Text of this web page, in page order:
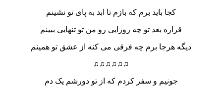
کجا باید برم که بازم تا ابد به پای تو نشینم
قراره بعد تو چه روزایی رو من تو تنهایی ببینم
دیگه هرجا برم چه فرقی می کنه از عشق تو همینم
♫♫♫♫♫♫
جونیم و سفر کردم که از تو دورشم یک دم